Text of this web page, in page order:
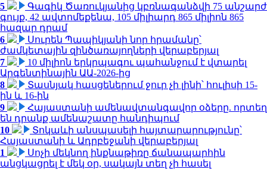
5
Գագիկ Ծառուկյանից կբռնագանձվի 75 անշարժ
գույք, 42 ավտոմեքենա, 105 միլիարդ 865 միլիոն 865
հազար դրամ
6
Սուրեն Պապիկյանի նոր հրամանը՝
ժամկետային զինծառայողների վերաբերյալ
7
10 միլիոն երկրպագու պահանջում է վտարել
Արգենտինային ԱԱ-2026-ից
8
Տասնյակ հասցեներում ջուր չի լինի՝ հուլիսի 15-
ին և 16-ին
9
Հայաստանի ամենավտանգավոր օձերը. որտեղ
են դրանք ամենաշատը հանդիպում
10
Տոկաևի անսպասելի հայտարարությունը՝
Հայաստանի և Ադրբեջանի վերաբերյալ
1
Սոչի մեկնող ինքնաթիռը ճանապարհին
անցկացրել է մեկ օր, սակայն տեղ չի հասել